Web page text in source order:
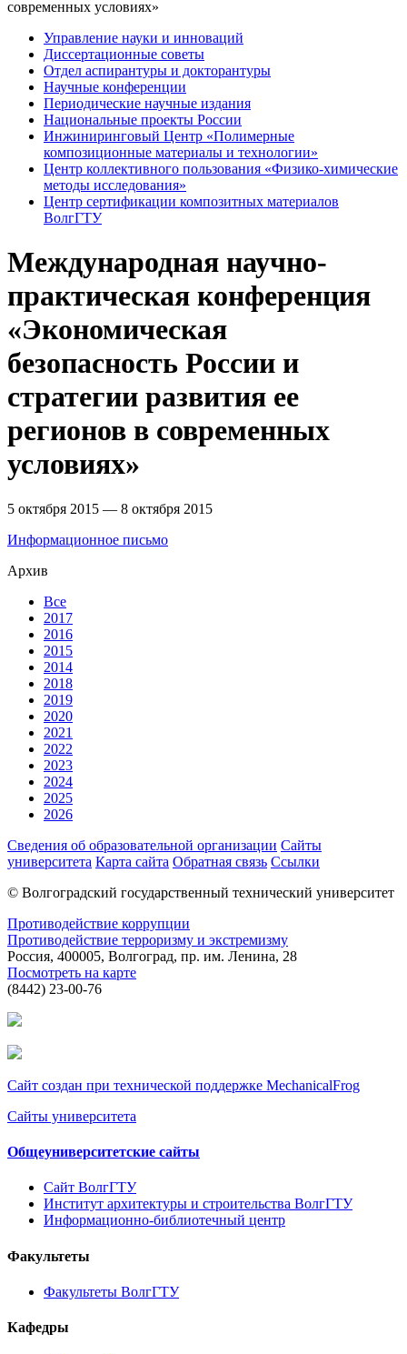
современных условиях»
Управление науки и инноваций
Диссертационные советы
Отдел аспирантуры и докторантуры
Научные конференции
Периодические научные издания
Национальные проекты России
Инжиниринговый Центр «Полимерные
композиционные материалы и технологии»
Центр коллективного пользования «Физико-химические
методы исследования»
Центр сертификации композитных материалов
ВолгГТУ
Международная научно-
практическая конференция
«Экономическая
безопасность России и
стратегии развития ее
регионов в современных
условиях»
5 октября 2015 — 8 октября 2015
Информационное письмо
Архив
Все
2017
2016
2015
2014
2018
2019
2020
2021
2022
2023
2024
2025
2026
Сведения об образовательной организации Сайты
университета Карта сайта Обратная связь Ссылки
© Волгоградский государственный технический университет
Противодействие коррупции
Противодействие терроризму и экстремизму
Россия, 400005, Волгоград, пр. им. Ленина, 28
Посмотреть на карте
(8442) 23-00-76
Сайт создан при технической поддержке MechanicalFrog
Сайты университета
Общеуниверситетские сайты
Сайт ВолгГТУ
Институт архитектуры и строительства ВолгГТУ
Информационно-библиотечный центр
Факультеты
Факультеты ВолгГТУ
Кафедры